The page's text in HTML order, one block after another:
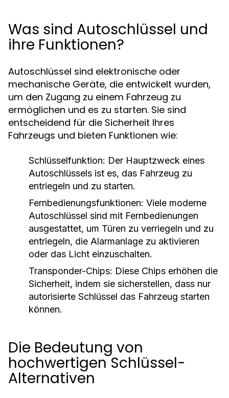
Was sind Autoschlüssel und
ihre Funktionen?
Autoschlüssel sind elektronische oder
mechanische Geräte, die entwickelt wurden,
um den Zugang zu einem Fahrzeug zu
ermöglichen und es zu starten. Sie sind
entscheidend für die Sicherheit Ihres
Fahrzeugs und bieten Funktionen wie:
Schlüsselfunktion: Der Hauptzweck eines
Autoschlüssels ist es, das Fahrzeug zu
entriegeln und zu starten.
Fernbedienungsfunktionen: Viele moderne
Autoschlüssel sind mit Fernbedienungen
ausgestattet, um Türen zu verriegeln und zu
entriegeln, die Alarmanlage zu aktivieren
oder das Licht einzuschalten.
Transponder-Chips: Diese Chips erhöhen die
Sicherheit, indem sie sicherstellen, dass nur
autorisierte Schlüssel das Fahrzeug starten
können.
Die Bedeutung von
hochwertigen Schlüssel-
Alternativen